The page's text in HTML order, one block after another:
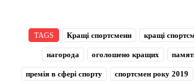
TAGS Кращі спортсмени кращі
нагорода оголошено кращих
премія в сфері спорту спортсмен року 2019